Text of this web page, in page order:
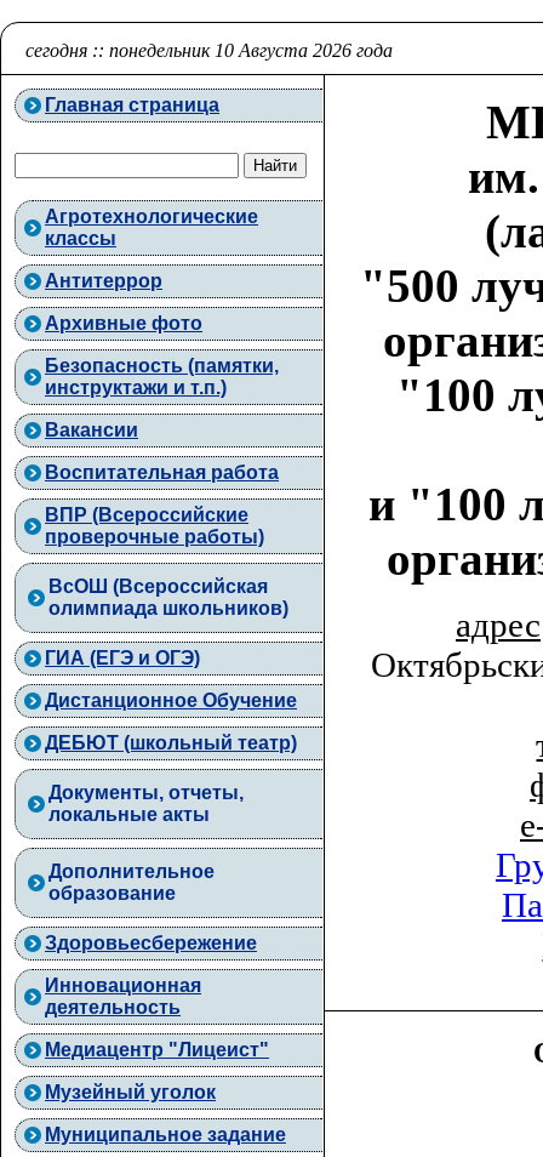
сегодня :: понедельник 10 Августа 2026 года
Главная страница
Агротехнологические
классы
Антитеррор
Архивные фото
Безопасность (памятки,
инструктажи и т.п.)
Вакансии
Воспитательная работа
ВПР (Всероссийские
проверочные работы)
ВcОШ (Всероссийская
олимпиада школьников)
ГИА (ЕГЭ и ОГЭ)
Дистанционное Обучение
ДЕБЮТ (школьный театр)
Документы, отчеты,
локальные акты
Дополнительное
образование
Здоровьесбережение
Инновационная
деятельность
Медиацентр "Лицеист"
Музейный уголок
Муниципальное задание
"500
"100
и "100
адрес